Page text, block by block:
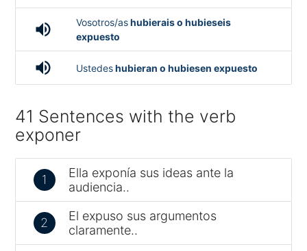
volume_up
Vosotros/ashubierais o hubieseis
expuesto
volume_up Ustedeshubieran o hubiesen expuesto
41 Sentences with the verb
exponer
1
Ella exponía sus ideas ante la
audiencia..
2
El expuso sus argumentos
claramente..